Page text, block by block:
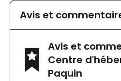
Avis et
Avis et
Centre
Paquin